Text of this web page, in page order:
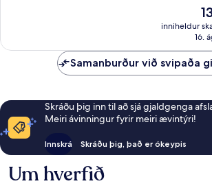
er
inniheldur
16.
Samanburður við svipaða
Skráðu þig inn til að sjá gjaldgenga
Meiri ávinningur fyrir meiri ævintýri!
Innskrá Skráðu þig, það er ókeypis
Um hverfið